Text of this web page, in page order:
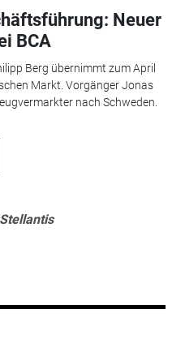
Neuer
BCA
Berg übernimmt zum April
Markt. Vorgänger Jonas
nach Schweden.